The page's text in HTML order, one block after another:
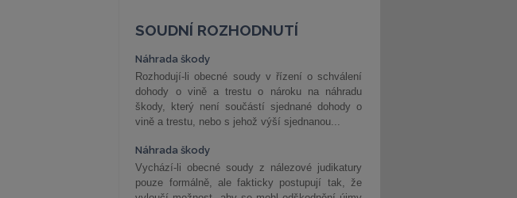
SOUDNÍ ROZHODNUTÍ
Náhrada škody
Rozhodují-li obecné soudy v řízení o schválení
dohody o vině a trestu o nároku na náhradu
škody, který není součástí sjednané dohody o
vině a trestu, nebo s jehož výší sjednanou...
Náhrada škody
Vychází-li obecné soudy z nálezové judikatury
pouze formálně, ale fakticky postupují tak, že